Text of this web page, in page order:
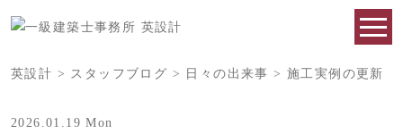
英設計 > スタッフブログ > 日々の出来事 >施工実例の更新
2026.01.19 Mon